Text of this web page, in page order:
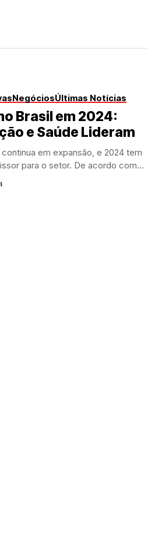
NegóciosÚltimas Notícias
Brasil em 2024:
e Saúde Lideram
em expansão, e 2024 tem
para o setor. De acordo com...